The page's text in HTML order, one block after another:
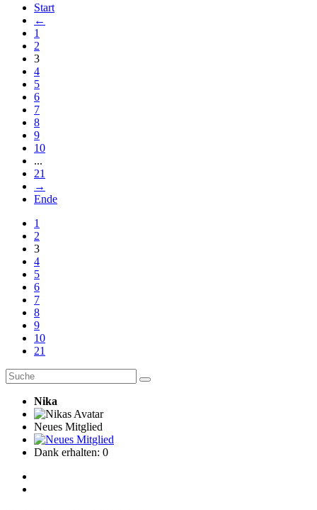
Start
←
1
2
3
4
5
6
7
8
9
10
...
21
→
Ende
1
2
3
4
5
6
7
8
9
10
21
Nika
Neues Mitglied
Dank erhalten: 0